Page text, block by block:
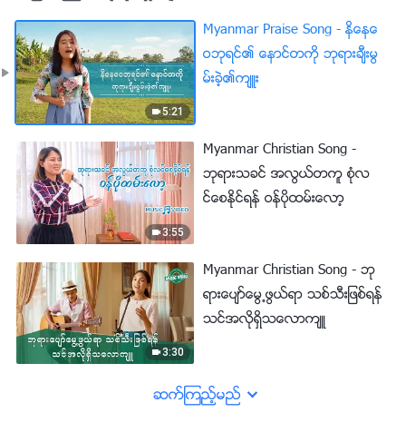
5:21
Myanmar Praise Song - နိေနေ
ဝဘုရင္၏ ေနာင္တကို ဘုရားခ်ီးမြ
မ္းခဲ့၏က်ဴး
3:55
Myanmar Christian Song -
ဘုရားသခင္ အလြယ္တကူ စုံလ
င္ေစႏိုင္ရန္ ဝန္ပိုထမ္းေလာ့
3:30
Myanmar Christian Song - ဘု
ရားေပ်ာ္ေမြ႕ဖြယ္ရာ သစ္သီးျဖစ္ရန္
သင္အလိုရွိသေလာက်ဴ
ဆက္ၾကည့္မည္